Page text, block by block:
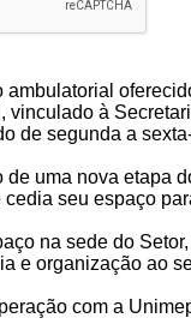
ambulatorial
vinculado à
de segunda a
de uma nova etapa
seu espaço
na sede do
e organização ao
com a